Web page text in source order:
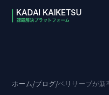
ホーム/ブログ/